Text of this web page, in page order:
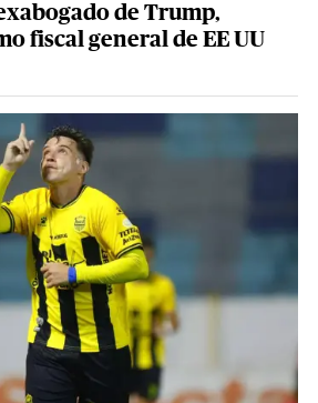
de Trump,
fiscal general de EE UU